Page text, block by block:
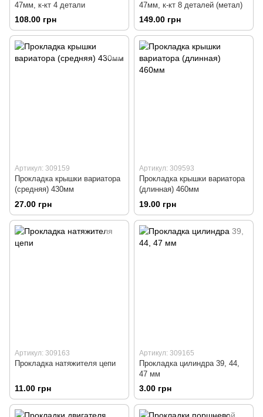
47мм, к-кт 4 детали
108.00 грн
47мм, к-кт 8 деталей (метал)
149.00 грн
Артикул: 309159
Прокладка крышки вариатора
(средняя) 430мм
27.00 грн
Артикул: 309593
Прокладка крышки вариатора
(длинная) 460мм
19.00 грн
Артикул: 309163
Прокладка натяжителя цепи
11.00 грн
Артикул: 309165
Прокладка цилиндра 39, 44,
47 мм
3.00 грн